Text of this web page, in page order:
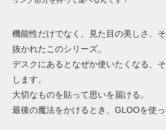
機能性だけでなく、見た目の美しさ、
抜かれたこのシリーズ。
デスクにあるとなぜか使いたくなる、
します。
大切なものを貼って思いを届ける。
最後の魔法をかけるとき、GLOOを使っ